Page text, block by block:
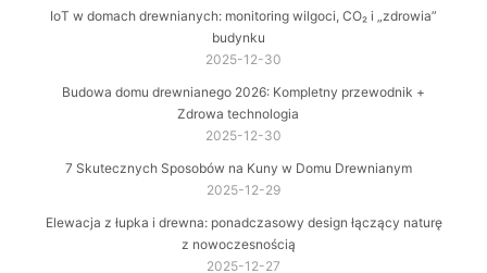
IoT w domach drewnianych: monitoring wilgoci, CO₂ i „zdrowia”
budynku
2025-12-30
Budowa domu drewnianego 2026: Kompletny przewodnik +
Zdrowa technologia
2025-12-30
7 Skutecznych Sposobów na Kuny w Domu Drewnianym
2025-12-29
Elewacja z łupka i drewna: ponadczasowy design łączący naturę
z nowoczesnością
2025-12-27